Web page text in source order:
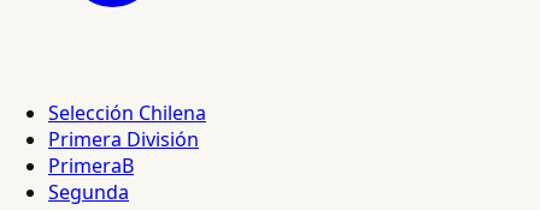
Selección Chilena
Primera División
PrimeraB
Segunda